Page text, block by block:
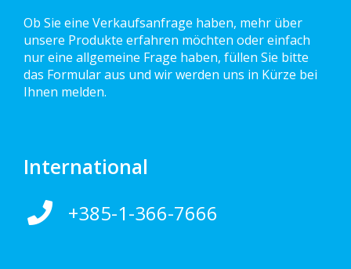
Ob Sie eine Verkaufsanfrage haben, mehr über
unsere Produkte erfahren möchten oder einfach
nur eine allgemeine Frage haben, füllen Sie bitte
das Formular aus und wir werden uns in Kürze bei
Ihnen melden.
International
+385-1-366-7666